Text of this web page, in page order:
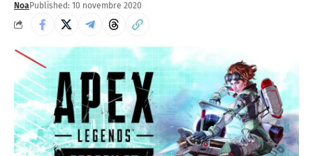
Noa Published: 10 novembre 2020